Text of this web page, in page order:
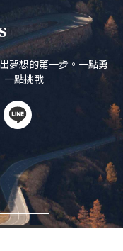
夢想的第一步。一點勇
一點挑戰